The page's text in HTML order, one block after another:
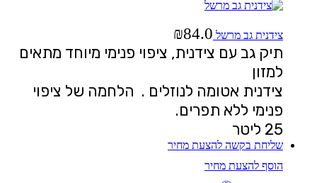
צידנית גב מרשל ₪84.0
תיק גב עם צידנית, ציפוי פנימי מיוחד מתאים
למזון
צידנית אטומה לנוזלים . הלחמה של ציפוי
פנימי ללא תפרים.
25 ליטר
שליחת בקשה להצעת מחיר